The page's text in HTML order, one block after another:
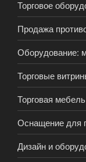
Торговое
Продажа
Оборудование:
Торговые
Торговая
Оснащение для
Дизайн и